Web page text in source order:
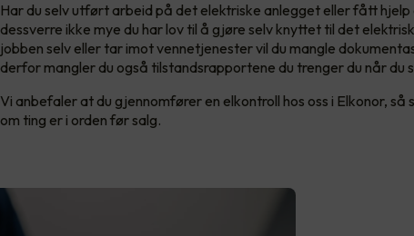
Har du selv utført arbeid på det elektriske anlegget eller fått hjelp
dessverre ikke mye du har lov til å gjøre selv knyttet til det
jobben selv eller tar imot vennetjenester vil du mangle
derfor mangler du også tilstandsrapportene du trenger du når du
Vi anbefaler at du gjennomfører en elkontroll hos oss i Elkonor, så
om ting er i orden før salg.